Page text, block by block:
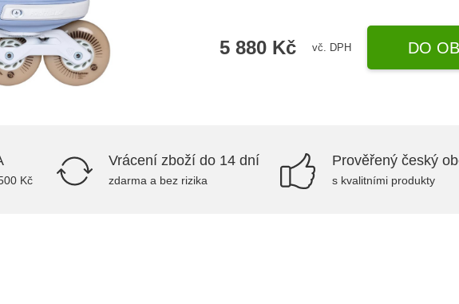
5 880 Kč vč. DPH DO
Kč
Vrácení zboží do 14 dní
zdarma a bez rizika
Prověřený český
s kvalitními produkty